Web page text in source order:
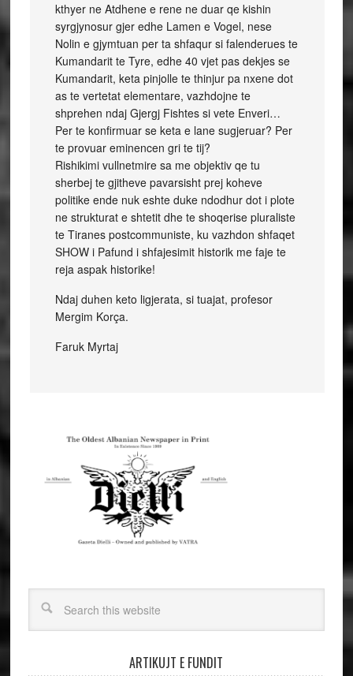
kthyer ne Atdhene e rene ne duar qe kishin
syrgjynosur gjer edhe Lamen e Vogel, nese
Nolin e gjymtuan per ta shfaqur si falenderues te
Kumandarit te Tyre, edhe 40 vjet pas dekjes se
Kumandarit, keta pinjolle te thinjur pa nxene dot
as te vertetat elementare, vazhdojne te
shprehen ndaj Gjergj Fishtes si vete Enveri…
Per te konfirmuar se keta e lane sugjeruar? Per
te provuar eminencen gri te tij?
Rishikimi vullnetmire sa me objektiv qe tu
sherbej te gjitheve pavarsisht prej koheve
politike ende nuk eshte duke ndodhur dot i plote
ne strukturat e shtetit dhe te shoqerise pluraliste
te Tiranes postcommuniste, ku vazhdon shfaqet
SHOW i Pafund i shfajesimit historik me faje te
reja aspak historike!
Ndaj duhen keto ligjerata, si tuajat, profesor
Mergim Korça.
Faruk Myrtaj
ARTIKUJT E FUNDIT